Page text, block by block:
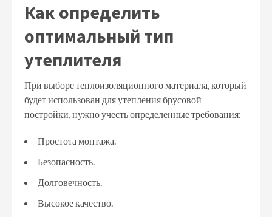
Как определить
оптимальный тип
утеплителя
При выборе теплоизоляционного материала, который
будет использован для утепления брусовой
постройки, нужно учесть определенные требования:
Простота монтажа.
Безопасность.
Долговечность.
Высокое качество.